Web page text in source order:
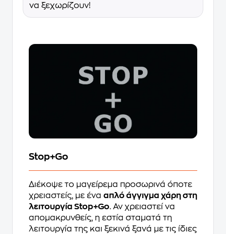
να ξεχωρίζουν!
Stop+Go
Διέκοψε το μαγείρεμα προσωρινά όποτε
χρειαστείς, με ένα απλό άγγιγμα χάρη στη
λειτουργία Stop+Go. Αν χρειαστεί να
απομακρυνθείς, η εστία σταματά τη
λειτουργία της και ξεκινά ξανά με τις ίδιες